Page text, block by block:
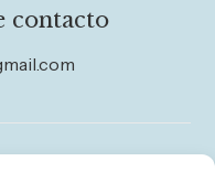
contacto